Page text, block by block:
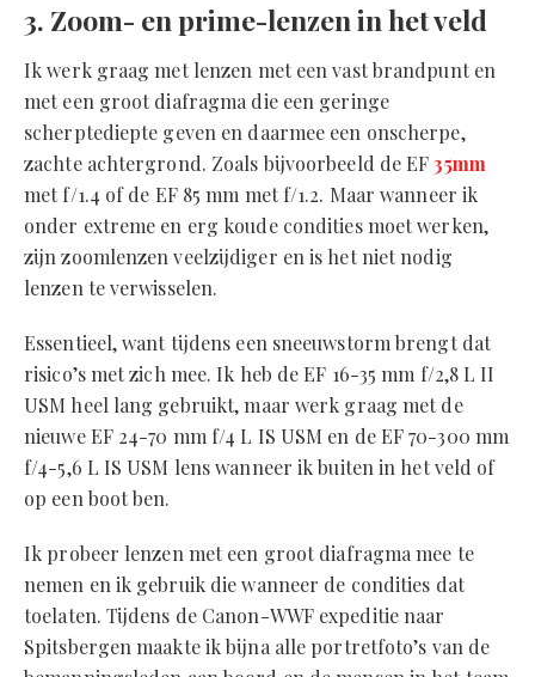
3. Zoom- en prime-lenzen in het veld
Ik werk graag met lenzen met een vast brandpunt en
met een groot diafragma die een geringe
scherptediepte geven en daarmee een onscherpe,
zachte achtergrond. Zoals bijvoorbeeld de EF35mm
met f/1.4 of de EF 85 mm met f/1.2. Maar wanneer ik
onder extreme en erg koude condities moet werken,
zijn zoomlenzen veelzijdiger en is het niet nodig
lenzen te verwisselen.
Essentieel, want tijdens een sneeuwstorm brengt dat
risico’s met zich mee. Ik heb de EF 16-35 mm f/2,8 L II
USM heel lang gebruikt, maar werk graag met de
nieuwe EF 24-70 mm f/4 L IS USM en de EF 70-300 mm
f/4-5,6 L IS USM lens wanneer ik buiten in het veld of
op een boot ben.
Ik probeer lenzen met een groot diafragma mee te
nemen en ik gebruik die wanneer de condities dat
toelaten. Tijdens de Canon-WWF expeditie naar
Spitsbergen maakte ik bijna alle portretfoto’s van de